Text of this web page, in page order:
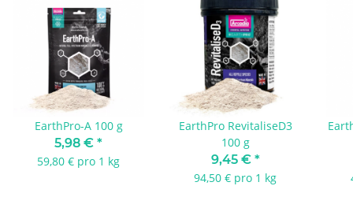
EarthPro-A 100 g
5,98 € *
59,80 € pro 1 kg
EarthPro RevitaliseD3
100 g
9,45 € *
94,50 € pro 1 kg